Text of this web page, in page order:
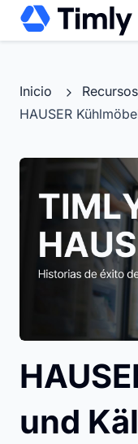
Inicio Recursos
HAUSER
und